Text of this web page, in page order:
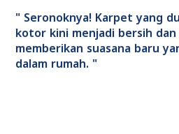
" Seronoknya! Karpet yang
kotor kini menjadi bersih
memberikan suasana baru
dalam rumah. "